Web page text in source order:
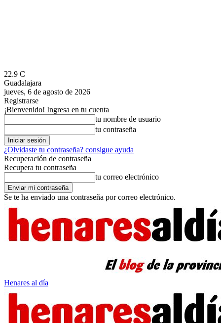
22.9 C
Guadalajara
jueves, 6 de agosto de 2026
Registrarse
¡Bienvenido! Ingresa en tu cuenta
tu nombre de usuario
tu contraseña
¿Olvidaste tu contraseña? consigue ayuda
Recuperación de contraseña
Recupera tu contraseña
tu correo electrónico
Se te ha enviado una contraseña por correo electrónico.
Henares al día